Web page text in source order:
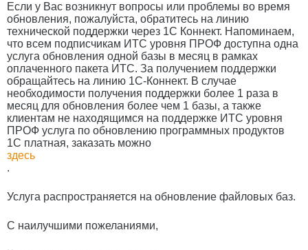
Если у Вас возникнут вопросы или проблемы во время
обновления, пожалуйста, обратитесь на линию
технической поддержки через 1С Коннект. Напоминаем,
что всем подписчикам ИТС уровня ПРОФ доступна одна
услуга обновления одной базы в месяц в рамках
оплаченного пакета ИТС. За получением поддержки
обращайтесь на линию 1С-Коннект. В случае
необходимости получения поддержки более 1 раза в
месяц для обновления более чем 1 базы, а также
клиентам не находящимся на поддержке ИТС уровня
ПРОФ услуга по обновлению программных продуктов
1С платная, заказать можно
здесь
.
Услуга распространяется на обновление файловых баз.
С наилучшими пожеланиями,